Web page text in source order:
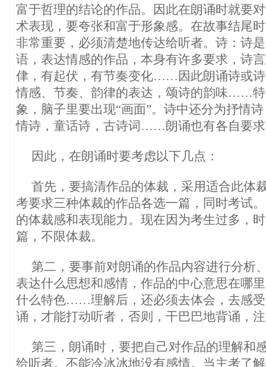
富于哲理的结论的作品。因此在朗诵时就要
术表现，要夸张和富于形象感。在故事结尾
非常重要，必须清楚地传达给听者。诗：诗
语，表达情感的作品，本身有许多要求，诗
侓，有起伏，有节奏变化……因此朗诵诗或
情感、节奏、韵律的表达，颂诗的韵味……
象，脑子里要出现“画面”。诗中还分为抒情
情诗，童话诗，古诗词……朗诵也有各自要
因此，在朗诵时要考虑以下几点：
首先，要搞清作品的体裁，采用适合此体
考要求三种体裁的作品各选一篇，同时考试
的体裁感和表现能力。现在因为考生过多，
篇，不限体裁。
第二，要事前对朗诵的作品内容进行分析
表达什么思想和感情，作品的中心意思在哪
什么特色……理解后，还必须去体会，去感
诵，才能打动听者，否则，干巴巴地背诵，
第三，朗诵时，要把自己对作品的理解和
给听者。不能冷冰冰地没有感情。当主考了